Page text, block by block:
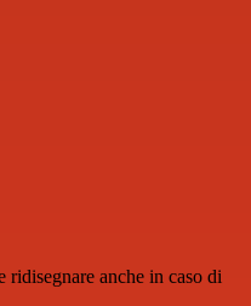
anche in caso di